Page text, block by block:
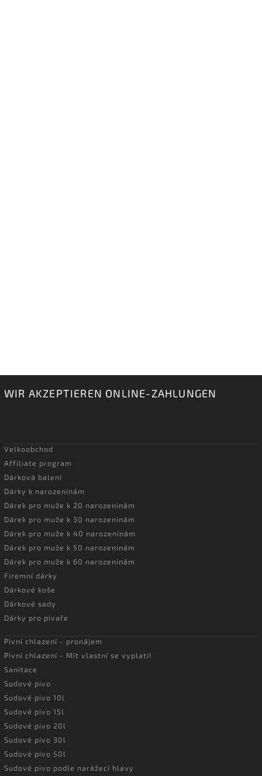
WIR AKZEPTIEREN ONLINE-ZAHLUNGEN
Velkoobchod
Affiliate program
Dárková balení
Dárky k narozeninám
Dárek pro muže k 20 narozeninám
Dárek pro muže k 30 narozeninám
Dárek pro muže k 40 narozeninám
Dárek pro muže k 50 narozeninám
Dárek pro muže k 60 narozeninám
Firemní dárky
Dárkové koše
Dárkové sady
Dárky pro pivaře
Pivní chlazení - pronájem
Pivní chlazení - Mít vlastní se vyplatí!
Sanitace
Sudové pivo
Sudové pivo 10l
Sudové pivo 15l
Sudové pivo 20l
Sudové pivo 30l
Sudové pivo 50l
Sudové pivo podle narážecí hlavy